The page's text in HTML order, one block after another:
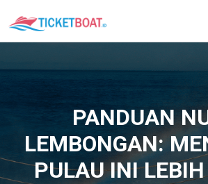
PANDUAN
LEMBONGAN:
PULAU INI